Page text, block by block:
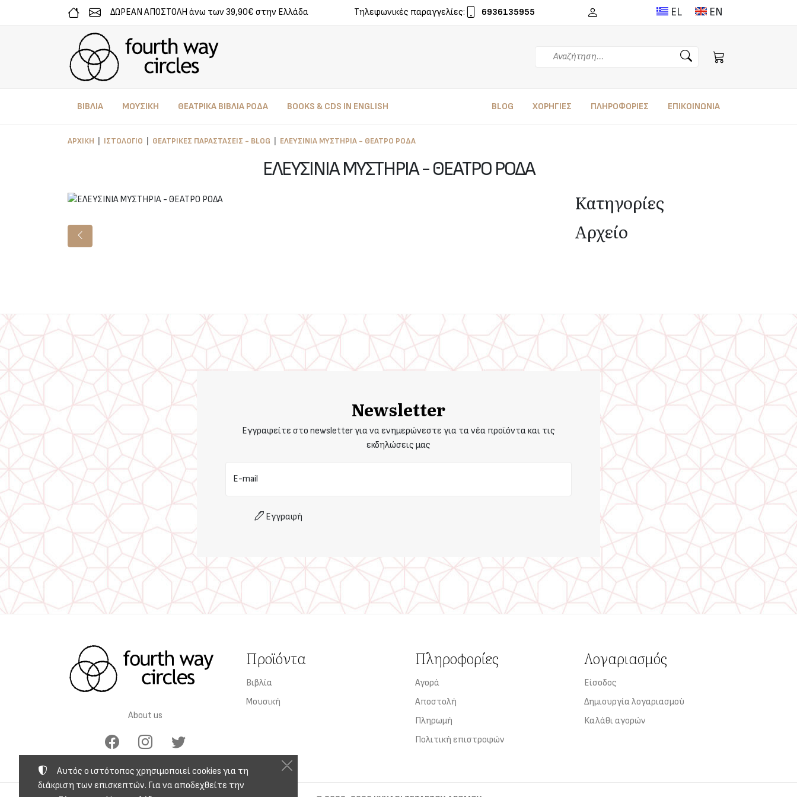
ΔΩΡΕΑΝ ΑΠΟΣΤΟΛΗ άνω των 39,90€ στην Ελλάδα Τηλεφωνικές παραγγελίες: 6936135955 EL EN
ΒΙΒΛΙΑ ΜΟΥΣΙΚΗ ΘΕΑΤΡΙΚΑ ΒΙΒΛΙΑ ΡΟΔΑ BOOKS & CDS IN ENGLISH BLOG ΧΟΡΗΓΙΕΣ ΠΛΗΡΟΦΟΡΙΕΣ ΕΠΙΚΟΙΝΩΝΙΑ
ΑΡΧΙΚΉ ΙΣΤΟΛΌΓΙΟ ΘΕΑΤΡΙΚΈΣ ΠΑΡΑΣΤΆΣΕΙΣ - BLOG ΕΛΕΥΣΙΝΙΑ ΜΥΣΤΗΡΙΑ - ΘΕΑΤΡΟ ΡΟΔΑ
ΕΛΕΥΣΙΝΙΑ ΜΥΣΤΗΡΙΑ - ΘΕΑΤΡΟ ΡΟΔΑ
Κατηγορίες
Αρχείο
Newsletter
Εγγραφείτε στο newsletter για να ενημερώνεστε για τα νέα προϊόντα και τις
εκδηλώσεις μας
E-mail
Εγγραφή
About us
Προϊόντα
Βιβλία
Μουσική
Πληροφορίες
Αγορά
Αποστολή
Πληρωμή
Πολιτική επιστροφών
Λογαριασμός
Είσοδος
Δημιουργία λογαριασμού
Καλάθι αγορών
Αυτός ο ιστότοπος χρησιμοποιεί cookies για τη
διάκριση των επισκεπτών. Για να αποδεχθείτε την